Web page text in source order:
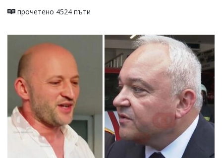
коментар,
прочетено 4524 пъти